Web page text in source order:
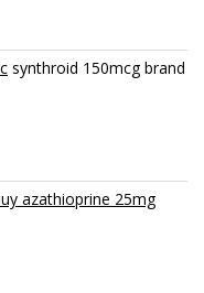
synthroid 150mcg brand
azathioprine 25mg